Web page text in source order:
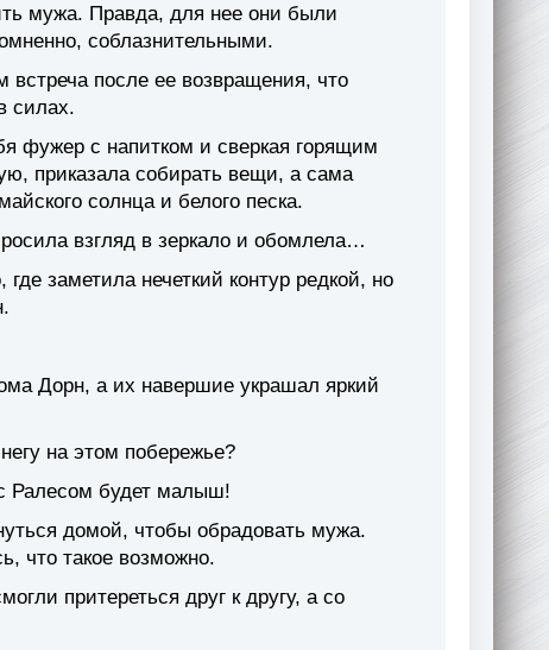
мужа. Правда, для нее они были
соблазнительными.
встреча после ее возвращения, что
силах.
фужер с напитком и сверкая горящим
приказала собирать вещи, а сама
солнца и белого песка.
взгляд в зеркало и обомлела…
заметила нечеткий контур редкой, но
Дорн, а их навершие украшал яркий
на этом побережье?
Ралесом будет малыш!
домой, чтобы обрадовать мужа.
что такое возможно.
притереться друг к другу, а со